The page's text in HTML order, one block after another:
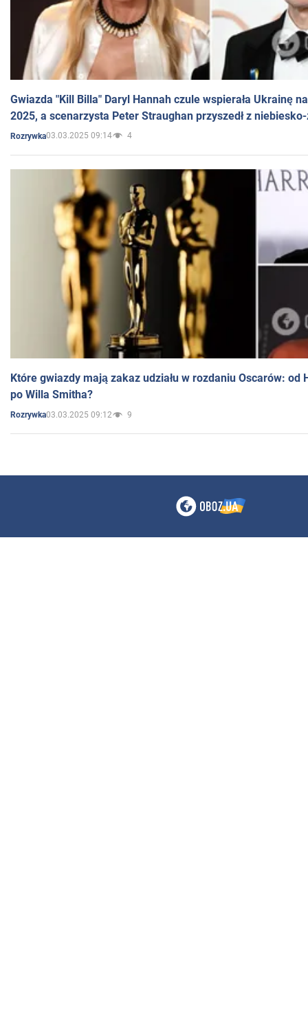
Gwiazda "Kill Billa" Daryl Hannah czule wspierała Ukrainę
2025, a scenarzysta Peter Straughan przyszedł z
Rozrywka03.03.2025 09:14 4
Które gwiazdy mają zakaz udziału w rozdaniu Oscarów: od
po Willa Smitha?
Rozrywka03.03.2025 09:12 9